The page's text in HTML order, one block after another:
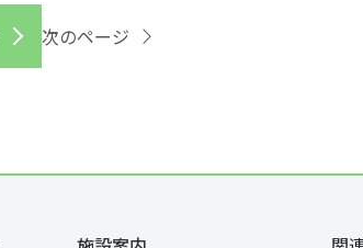
次のページ